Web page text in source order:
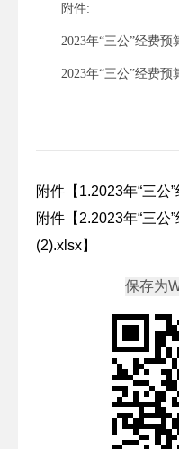
附件:
2023年“三公”经费预
2023年“三公”经费预
附件【 1.2023年“三公
附件【 2.2023年“三公
(2).xlsx】